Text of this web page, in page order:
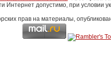
Интернет допустимо, при условии
прав на материалы,